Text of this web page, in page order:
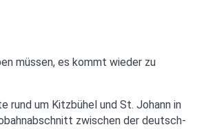
müssen, es kommt wieder zu
rund um Kitzbühel und St. Johann in
zwischen der deutsch-